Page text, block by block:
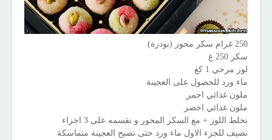
250 غرام سكر محور (بودرة)
سكر 250 غ
لوز مرحي 1 كغ
ماء ورد للحصول على العجينة
ملون غذائي احمر
ملون غذائي اخضر
نخلط اللوز + مع السكر المحور و نقسمه على 3 اجزاء
نضيف للجزء الاول ماء ورد حتى تصبح العجينة متماسكة